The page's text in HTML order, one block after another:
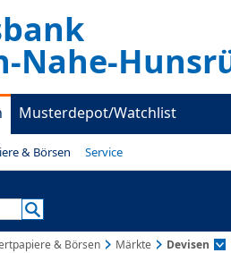
Nahe-
Musterdepot/Watchlist
& Börsen Service
& Börsen Märkte Devisen